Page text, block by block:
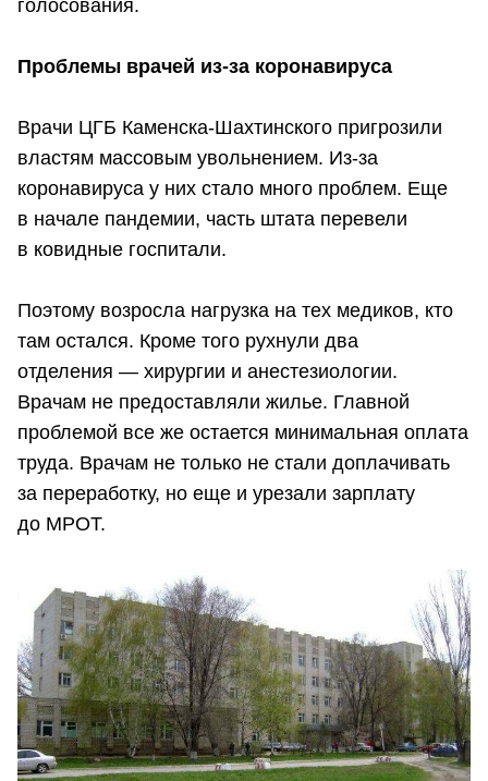
голосования.
Проблемы врачей из-за коронавируса
Врачи ЦГБ Каменска-Шахтинского пригрозили
властям массовым увольнением. Из-за
коронавируса у них стало много проблем. Еще
в начале пандемии, часть штата перевели
в ковидные госпитали.
Поэтому возросла нагрузка на тех медиков, кто
там остался. Кроме того рухнули два
отделения — хирургии и анестезиологии.
Врачам не предоставляли жилье. Главной
проблемой все же остается минимальная оплата
труда. Врачам не только не стали доплачивать
за переработку, но еще и урезали зарплату
до МРОТ.